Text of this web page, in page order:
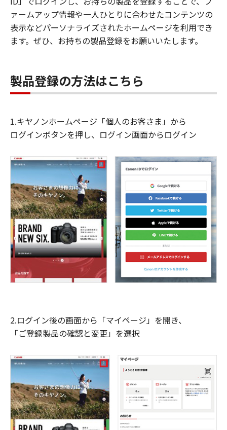
ァームアップ情報や一人ひとりに合わせたコンテンツの
表示などパーソナライズされたホームページを利用でき
ます。ぜひ、お持ちの製品登録をお願いいたします。
製品登録の方法はこちら
1.キヤノンホームページ「個人のお客さま」から
ログインボタンを押し、ログイン画面からログイン
2.ログイン後の画面から「マイページ」を開き、
「ご登録製品の確認と変更」を選択